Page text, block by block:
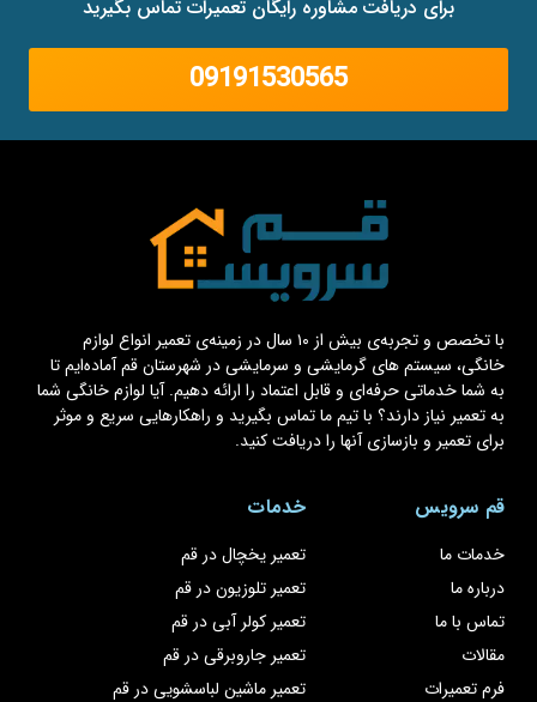
برای دریافت مشاوره رایگان تعمیرات تماس بگیرید
09191530565
با تخصص و تجربه‌ی بیش از ۱۰ سال در زمینه‌ی تعمیر انواع لوازم
خانگی، سیستم های گرمایشی و سرمایشی در شهرستان قم آماده‌ایم تا
به شما خدماتی حرفه‌ای و قابل اعتماد را ارائه دهیم. آیا لوازم خانگی شما
به تعمیر نیاز دارند؟ با تیم ما تماس بگیرید و راهکارهایی سریع و موثر
برای تعمیر و بازسازی آنها را دریافت کنید.
قم سرویس
خدمات ما
درباره ما
تماس با ما
مقالات
فرم تعمیرات
خدمات
تعمیر یخچال در قم
تعمیر تلوزیون در قم
تعمیر کولر آبی در قم
تعمیر جاروبرقی در قم
تعمیر ماشین لباسشویی در قم